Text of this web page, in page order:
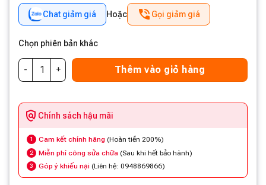
Chat giảm giá Hoặc Gọi giảm giá
Chọn phiên bản khác
Thêm vào giỏ hàng
Chính sách hậu mãi
1 Cam kết chính hãng (Hoàn tiền 200%)
2 Miễn phí công sửa chữa (Sau khi hết bảo hành)
3 Góp ý khiếu nại (Liên hệ: 0948869866)